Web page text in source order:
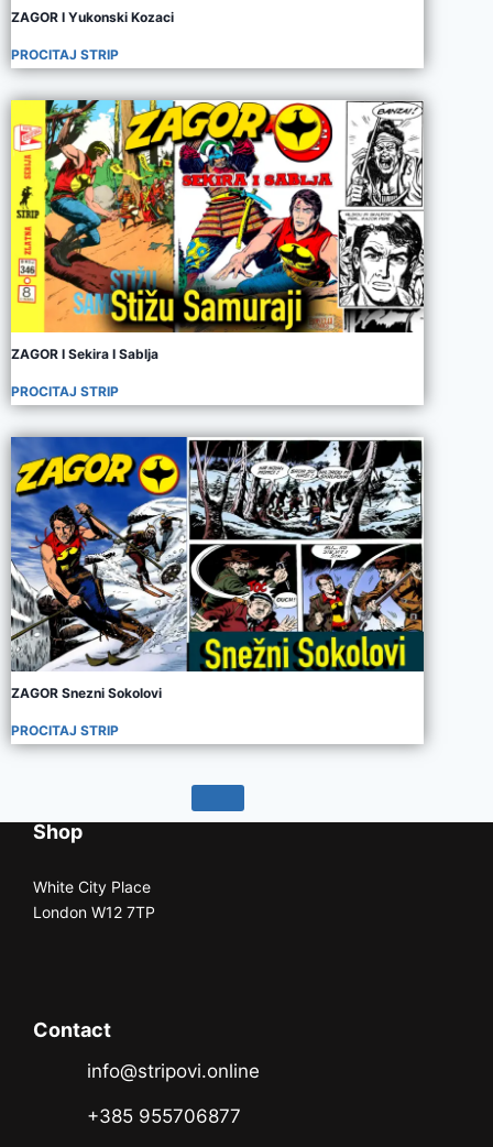
ZAGOR I Yukonski Kozaci
PROCITAJ STRIP
ZAGOR I Sekira I Sablja
PROCITAJ STRIP
ZAGOR Snezni Sokolovi
PROCITAJ STRIP
Shop
White City Place
London W12 7TP
Contact
info@stripovi.online
+385 955706877